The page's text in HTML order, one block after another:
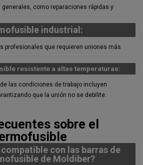
como reparaciones rápidas y
industrial:
profesionales que requieren uniones más
resistente a altas temperaturas:
las condiciones de trabajo incluyen
que la unión no se debilite.
sobre el
con las barras de
de Moldiber?